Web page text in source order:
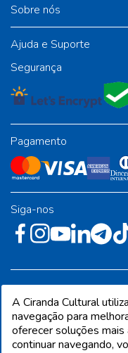
Sobre nós
Ajuda e Suporte
Segurança
Pagamento
Siga-nos
Industrial -
A Ciranda Cultural
navegação para
oferecer soluções
continuar navegando,